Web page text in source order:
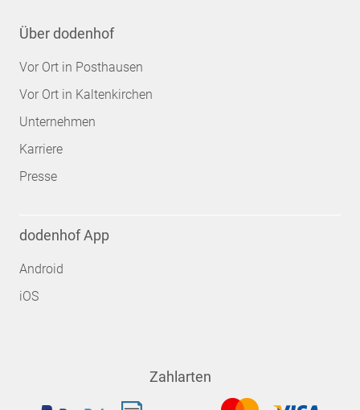
Über dodenhof
Vor Ort in Posthausen
Vor Ort in Kaltenkirchen
Unternehmen
Karriere
Presse
dodenhof App
Android
iOS
Zahlarten